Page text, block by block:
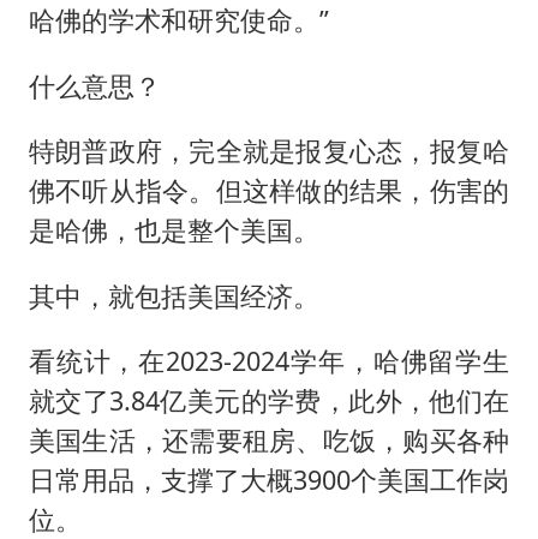
哈佛的学术和研究使命。”
什么意思？
特朗普政府，完全就是报复心态，报复哈
佛不听从指令。但这样做的结果，伤害的
是哈佛，也是整个美国。
其中，就包括美国经济。
看统计，在2023-2024学年，哈佛留学生
就交了3.84亿美元的学费，此外，他们在
美国生活，还需要租房、吃饭，购买各种
日常用品，支撑了大概3900个美国工作岗
位。